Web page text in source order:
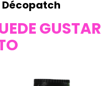
Décopatch
GUSTAR